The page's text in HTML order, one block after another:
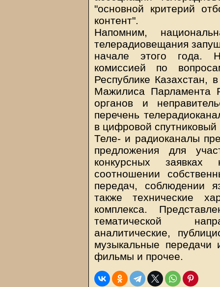
"основной критерий
контент".
Напомним,
телерадиовещания
начале этого года.
комиссией по
Республике Казахстан,
Мажилиса Парламента
органов и
перечень
в цифровой спутниковый
Теле- и радиоканалы
предложения для
конкурсных
соотношении
передач, соблюдении
также технические
комплекса.
тематической
аналитические,
музыкальные передачи
фильмы и прочее.